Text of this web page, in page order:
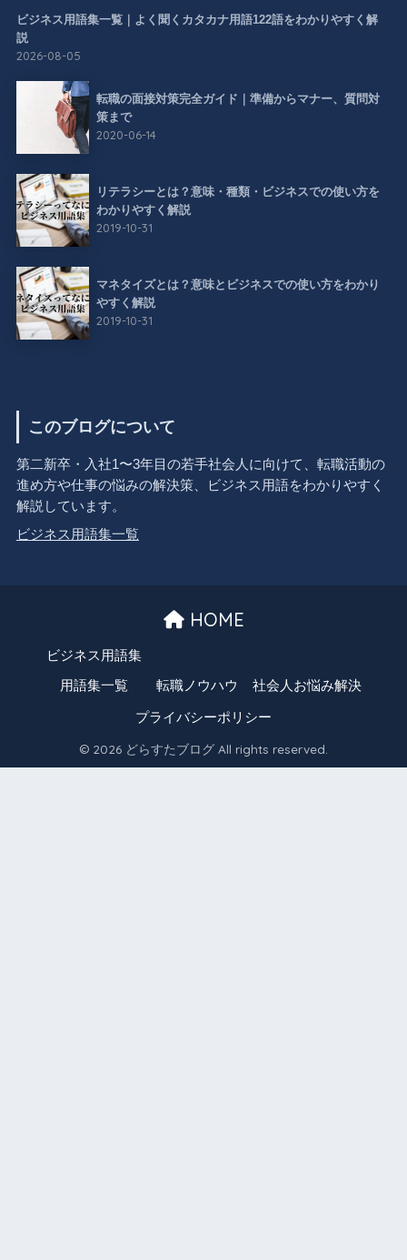
ビジネス用語集一覧｜よく聞くカタカナ用語122語をわかりやすく解
説
2026-08-05
転職の面接対策完全ガイド｜準備からマナー、質問対
策まで
2020-06-14
リテラシーとは？意味・種類・ビジネスでの使い方を
わかりやすく解説
2019-10-31
マネタイズとは？意味とビジネスでの使い方をわかり
やすく解説
2019-10-31
このブログについて
第二新卒・入社1〜3年目の若手社会人に向けて、転職活動の
進め方や仕事の悩みの解決策、ビジネス用語をわかりやすく
解説しています。
ビジネス用語集一覧
HOME
ビジネス用語集
用語集一覧 転職ノウハウ 社会人お悩み解決
プライバシーポリシー
© 2026 どらすたブログ All rights reserved.